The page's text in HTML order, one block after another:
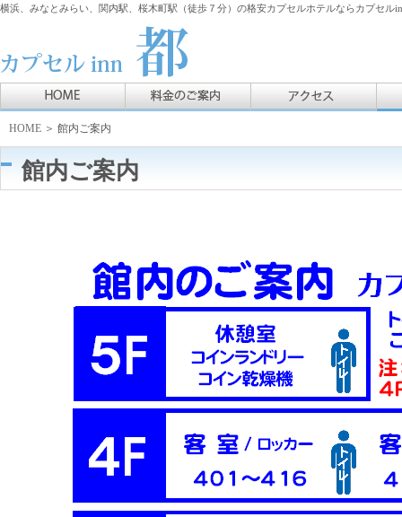
横浜、みなとみらい、関内駅、桜木町駅（徒歩７分）の格安カプセルホテルならカプセル
HOME ＞ 館内ご案内
館内ご案内